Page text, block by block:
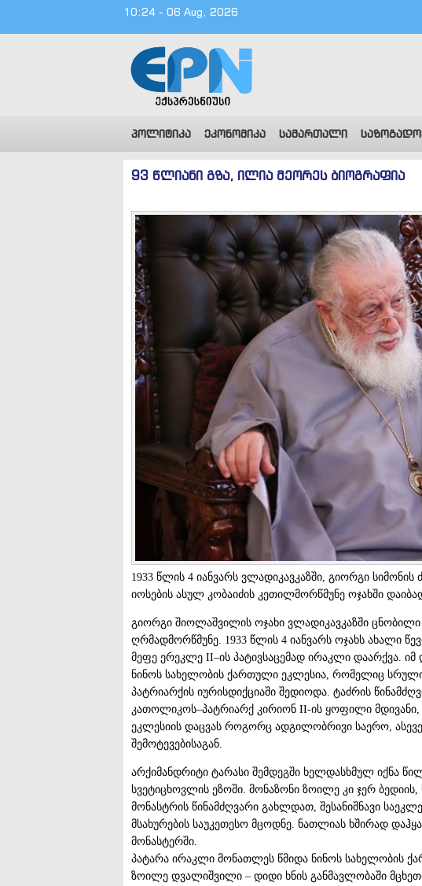
10:24 - 06 Aug, 2026
პოლიტიკა ეკონომიკა სამართალი
93 წლიანი გზა, ილია მეორეს ბიოგრაფია
1933 წლის 4 იანვარს ვლადიკავკაზში, გიორგი
იოსების ასულ კობაიძის კეთილმორწმუნე ოჯახში
გიორგი შიოლაშვილის ოჯახი ვლადიკავკაზში
ღრმადმორწმუნე. 1933 წლის 4 იანვარს ოჯახს ახალი
მეფე ერეკლე II–ის პატივსაცემად ირაკლი დაარქვა.
ნინოს სახელობის ქართული ეკლესია, რომელიც
პატრიარქის იურისდიქციაში შედიოდა. ტაძრის
კათოლიკოს–პატრიარქ კირიონ II-ის ყოფილი მდივანი,
ეკლესიის დაცვას როგორც ადგილობრივი საერო,
შემოტევებისაგან.
არქიმანდრიტი ტარასი შემდეგში ხელდასხმულ იქნა
სვეტიცხოვლის ეზოში. მონაზონი ზოილე კი ჯერ
მონასტრის წინამძღვარი გახლდათ, შესანიშნავი
მსახურების საუკეთესო მცოდნე. ნათლიას ხშირად
მონასტერში.
პატარა ირაკლი მონათლეს წმიდა ნინოს სახელობის
ზოილე დვალიშვილი – დიდი ხნის განმავლობაში